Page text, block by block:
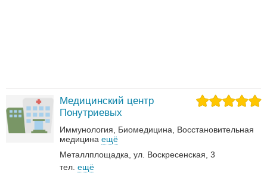
Медицинский центр
Понутриевых
Иммунология Биомедицина
Восстановительная
медицина ещё
Металлплощадка, ул. Воскресенская, 3
тел. ещё